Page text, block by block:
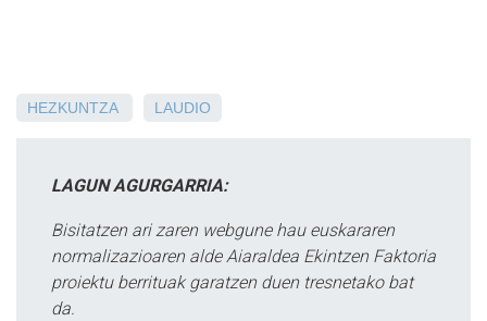
HEZKUNTZA LAUDIO
LAGUN AGURGARRIA:
Bisitatzen ari zaren webgune hau euskararen
normalizazioaren alde Aiaraldea Ekintzen Faktoria
proiektu berrituak garatzen duen tresnetako bat
da.